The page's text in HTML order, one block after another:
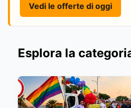
Vedi le offerte di oggi
Esplora la